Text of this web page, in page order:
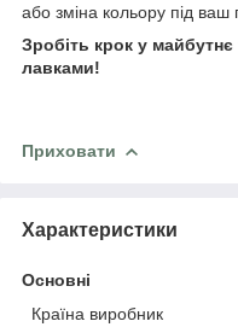
або зміна кольору під ваш
Зробіть крок у
лавками!
Приховати
Характеристики
Основні
Країна виробник